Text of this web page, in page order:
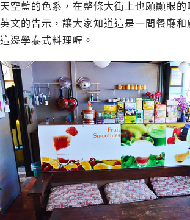
天空藍的色系，在整條大街上也頗顯眼的
英文的告示，讓大家知道這是一間餐廳和
這邊學泰式料理喔。